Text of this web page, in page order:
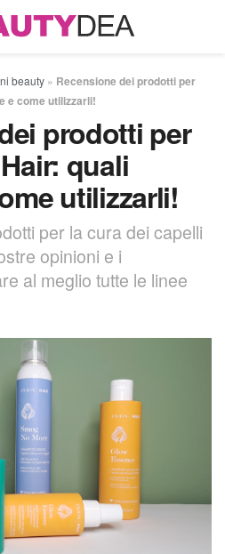
beauty » Recensione dei prodotti per
e come utilizzarli!
prodotti per
quali
utilizzarli!
per la cura dei capelli
opinioni e i
al meglio tutte le linee